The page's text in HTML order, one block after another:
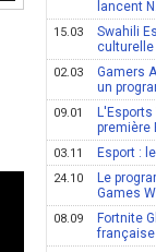
lancent
15.03
Swahili
02.03
Gamers
un
09.01
première
03.11 Esport :
24.10
Le
Games
08.09
Fortnite